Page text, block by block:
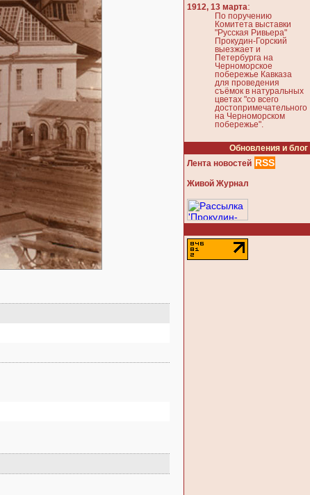
1912, 13 марта:
По поручению
Комитета выставки
"Русская Ривьера"
Прокудин-Горский
выезжает и
Петербурга на
Черноморское
побережье Кавказа
для проведения
съёмок в натуральных
цветах "со всего
достопримечательного
на Черноморском
побережье".
Обновления и блог
Лента новостей RSS
Живой Журнал